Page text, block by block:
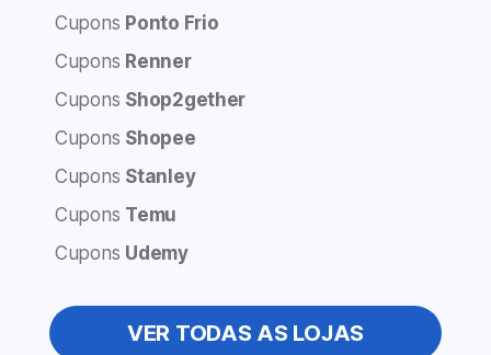
Cupons Ponto Frio
Cupons Renner
Cupons Shop2gether
Cupons Shopee
Cupons Stanley
Cupons Temu
Cupons Udemy
VER TODAS AS LOJAS